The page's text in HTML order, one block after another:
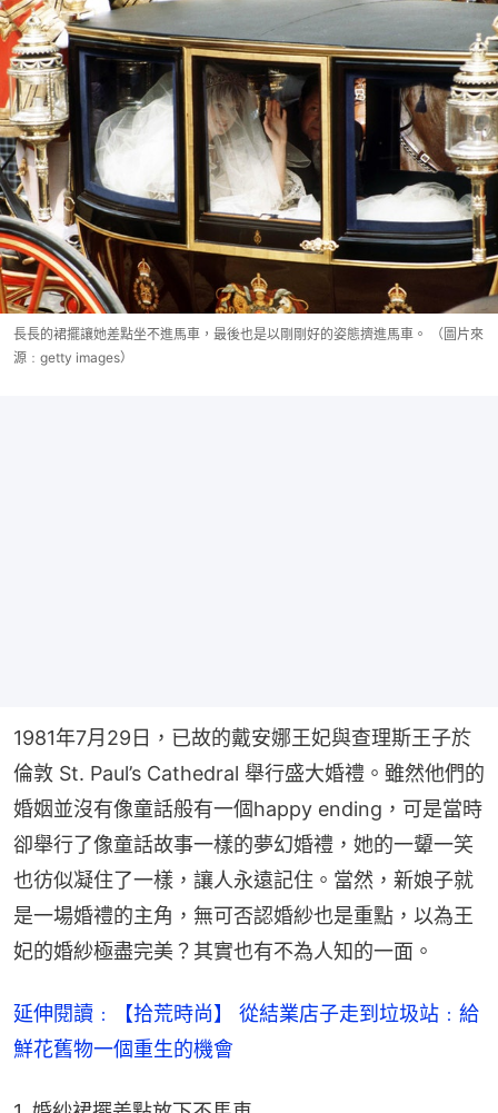
長長的裙擺讓她差點坐不進馬車，最後也是以剛剛好的姿態擠進馬車。 （圖片來
源﹕getty images）
1981年7月29日，已故的戴安娜王妃與查理斯王子於
倫敦 St. Paul’s Cathedral 舉行盛大婚禮。雖然他們的
婚姻並沒有像童話般有一個happy ending，可是當時
卻舉行了像童話故事一樣的夢幻婚禮，她的一顰一笑
也彷似凝住了一樣，讓人永遠記住。當然，新娘子就
是一場婚禮的主角，無可否認婚紗也是重點，以為王
妃的婚紗極盡完美？其實也有不為人知的一面。
延伸閱讀﹕【拾荒時尚】 從結業店子走到垃圾站﹕給
鮮花舊物一個重生的機會